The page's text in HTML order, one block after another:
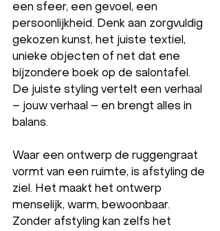
een sfeer, een gevoel, een
persoonlijkheid. Denk aan zorgvuldig
gekozen kunst, het juiste textiel,
unieke objecten of net dat ene
bijzondere boek op de salontafel.
De juiste styling vertelt een verhaal
– jouw verhaal – en brengt alles in
balans.
Waar een ontwerp de ruggengraat
vormt van een ruimte, is afstyling de
ziel. Het maakt het ontwerp
menselijk, warm, bewoonbaar.
Zonder afstyling kan zelfs het